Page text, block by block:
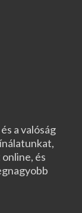
a valóság
és